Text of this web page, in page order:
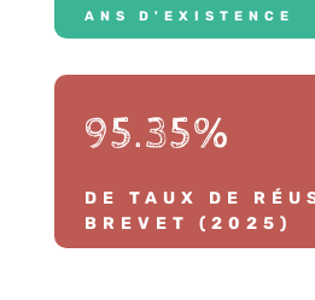
ANS D'EXISTENCE
95.35%
DE TAUX DE
BREVET (2025)